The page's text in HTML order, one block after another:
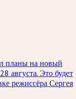
планы на новый
августа. Это будет
режиссёра Сергея